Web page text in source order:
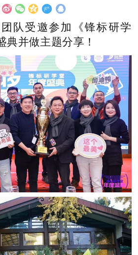
队受邀参加《锋标研学
并做主题分享！